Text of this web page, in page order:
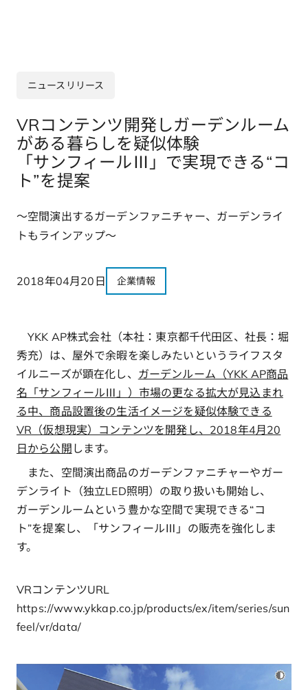
ニュースリリース
VRコンテンツ開発しガーデンルーム
がある暮らしを疑似体験
「サンフィールⅢ」で実現できる“コ
ト”を提案
～空間演出するガーデンファニチャー、ガーデンライ
トもラインアップ～
2018年04月20日 企業情報
YKK AP株式会社（本社：東京都千代田区、社長：堀
秀充）は、屋外で余暇を楽しみたいというライフスタ
イルニーズが顕在化し、 ガーデンルーム（YKK AP商品
名「サンフィールⅢ」）市場の更なる拡大が見込まれ
る中、商品設置後の生活イメージを疑似体験できる
VR（仮想現実）コンテンツを開発し、2018年4月20
日から公開 します。
また、空間演出商品のガーデンファニチャーやガー
デンライト（独立LED照明）の取り扱いも開始し、
ガーデンルームという豊かな空間で実現できる“コ
ト”を提案し、「サンフィールⅢ」の販売を強化しま
す。
VRコンテンツURL
https://www.ykkap.co.jp/products/ex/item/series/sun
feel/vr/data/